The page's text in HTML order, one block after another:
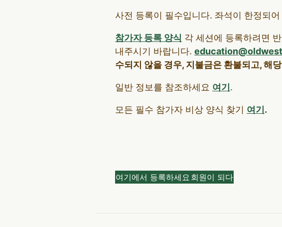
사전 등록이 필수입니다. 좌석이 한정되
참가자 등록 양식 각 세션에 등록하려면
내주시기 바랍니다.
수되지 않을 경우, 지불금은 환불되고, 해
일반 정보를 참조하세요 여기 .
모든 필수 참가자 비상 양식 찾기 여기 .
여기에서 등록하세요 회원이 되다